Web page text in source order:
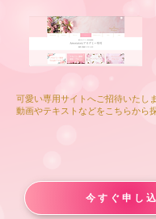
可愛い専用サイトへご招待いたし
動画やテキストなどをこちらから
今すぐ申し